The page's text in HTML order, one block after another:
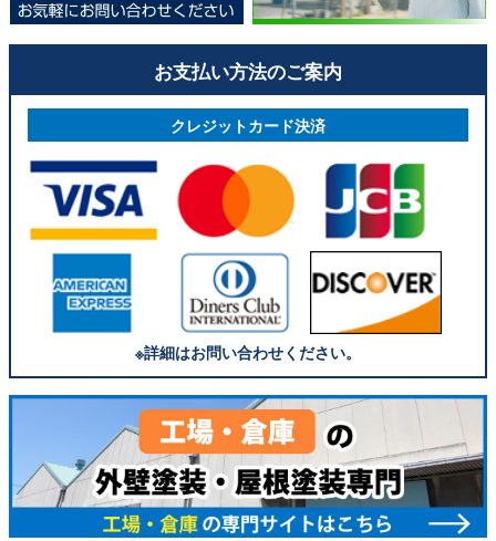
お支払い方法のご案内
クレジットカード決済
※詳細はお問い合わせください。